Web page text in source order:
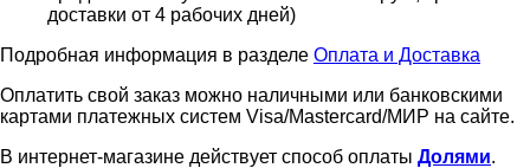
доставки от 4 рабочих дней)
Подробная информация в разделе Оплата и Доставка
Оплатить свой заказ можно наличными или банковскими
картами платежных систем Visa/Mastercard/МИР на сайте.
В интернет-магазине действует способ оплаты Долями.